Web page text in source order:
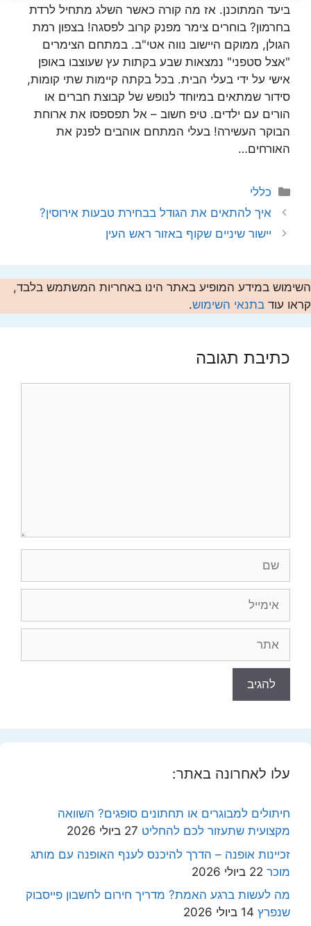
ביעד המתוכנן. אז מה קורה כאשר השלג מתחיל לרדת
בחרמון? בוחרים צימר מפנק קרוב לפסגה! בצפון רמת
הגולן, ממוקם היישוב נווה אטי"ב. במתחם הצימרים
"אצל סטפני" נמצאות שבע בקתות עץ שעוצבו באופן
אישי על ידי בעלי הבית. בכל בקתה קיימות שתי קומות,
סידור שמתאים במיוחד לנופש של קבוצת חברים או
הורים עם ילדים. טיפ חשוב – אל תפספסו את ארוחת
הבוקר העשירה! בעלי המתחם אוהבים לפנק את
האורחים…
קטגוריות
כללי
איך להתאים את הגודל בבחירת טבעות אירוסין?
יישור שיניים שקוף באזור ראש העין
השימוש במידע המופיע באתר הינו באחריות המשתמש בלבד,
קראו עוד בתנאי השימוש.
כתיבת תגובה
עלו לאחרונה באתר:
חיתולים למבוגרים או תחתונים סופגים? השוואה
מקצועית שתעזור לכם להחליט 27 ביולי 2026
זכיינות אופנה – הדרך להיכנס לענף האופנה עם מותג
מוכר 22 ביולי 2026
מה לעשות ברגע האמת? מדריך חירום לחשבון פייסבוק
שנפרץ 14 ביולי 2026